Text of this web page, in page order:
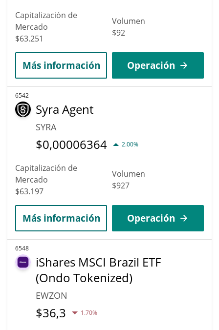
Capitalización de
Mercado
$63.251
Volumen
$92
Más información Operación
6542
Syra Agent
SYRA
$0,00006364 2.00%
Capitalización de
Mercado
$63.197
Volumen
$927
Más información Operación
6548
iShares MSCI Brazil ETF
(Ondo Tokenized)
EWZON
$36,3 1.70%